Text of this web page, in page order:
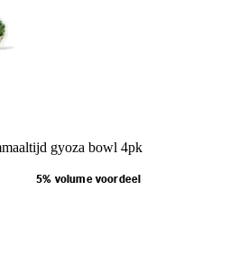
gyoza bowl 4pk
5% volume voordeel